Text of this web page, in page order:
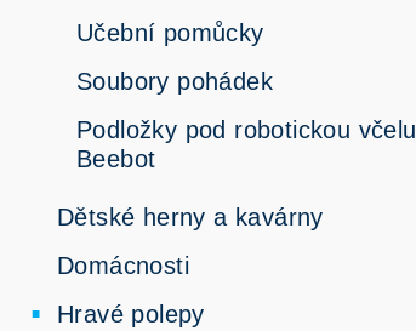
Učební pomůcky
Soubory pohádek
Podložky pod robotickou včelu
Beebot
Dětské herny a kavárny
Domácnosti
Hravé polepy